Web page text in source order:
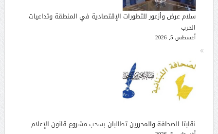
سلام عرض وأزعور للتطورات الإقتصادية في المنطقة وتداعيات
الحرب
أغسطس 5, 2026
نقابتا الصحافة والمحررين تطالبان بسحب مشروع قانون الإعلام